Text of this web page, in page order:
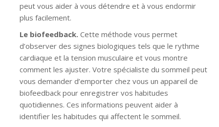
peut vous aider à vous détendre et à vous endormir
plus facilement.
Le biofeedback. Cette méthode vous permet
d’observer des signes biologiques tels que le rythme
cardiaque et la tension musculaire et vous montre
comment les ajuster. Votre spécialiste du sommeil peut
vous demander d’emporter chez vous un appareil de
biofeedback pour enregistrer vos habitudes
quotidiennes. Ces informations peuvent aider à
identifier les habitudes qui affectent le sommeil.